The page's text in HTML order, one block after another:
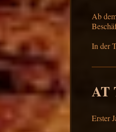
Ab
In der
AT
Erster